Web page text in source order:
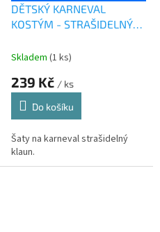
DĚTSKÝ KARNEVAL
KOSTÝM - STRAŠIDELNÝ
Skladem (1 ks)
239 Kč / ks
Do košíku
Šaty na karneval strašidelný
klaun.